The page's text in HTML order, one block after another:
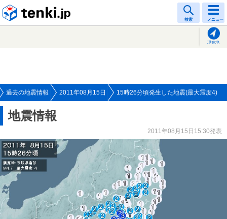
検索 メニュー
現在地
過去の地震情報 2011年08月15日 15時26分頃発生した地震(最大震度4)
地震情報
2011年08月15日15:30発表